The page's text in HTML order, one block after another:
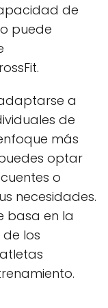
de
puede
a
de
más
optar
o
necesidades.
basa en la
los